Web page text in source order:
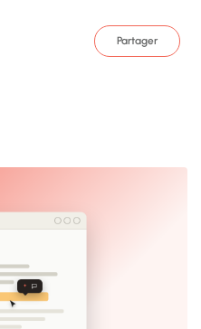
Partager